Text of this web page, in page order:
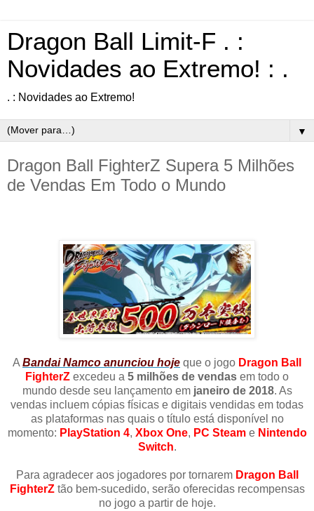
Dragon Ball Limit-F . :
Novidades ao Extremo! : .
. : Novidades ao Extremo!
▼
Dragon Ball FighterZ Supera 5 Milhões
de Vendas Em Todo o Mundo
A Bandai Namco anunciou hoje que o jogo Dragon Ball
FighterZ excedeu a 5 milhões de vendas em todo o
mundo desde seu lançamento em janeiro de 2018. As
vendas incluem cópias físicas e digitais vendidas em todas
as plataformas nas quais o título está disponível no
momento: PlayStation 4, Xbox One, PC Steame Nintendo
Switch.
Para agradecer aos jogadores por tornarem Dragon Ball
FighterZtão bem-sucedido, serão oferecidas recompensas
no jogo a partir de hoje.